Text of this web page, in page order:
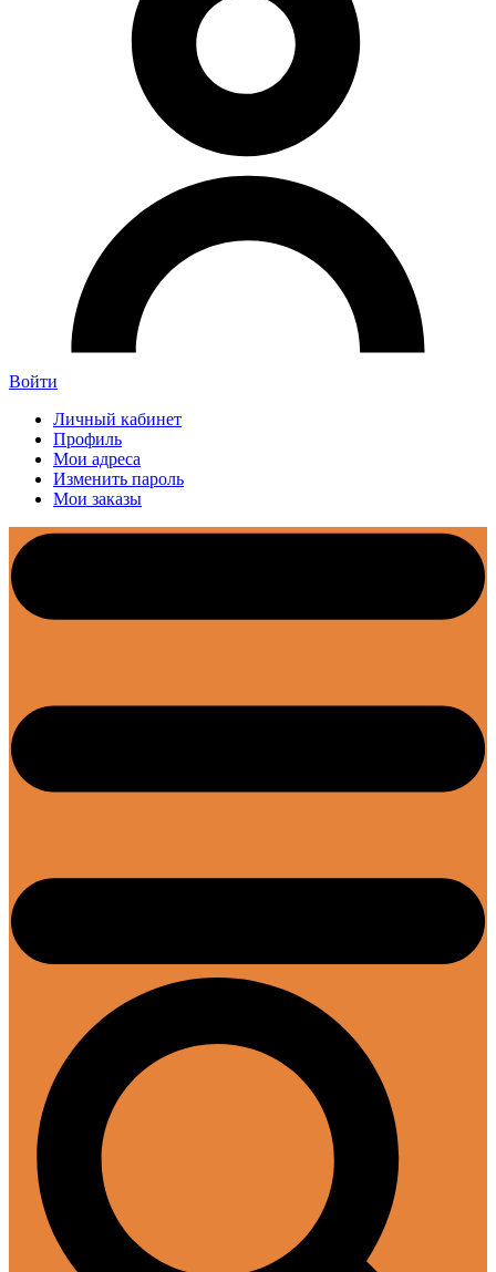
Войти
Личный кабинет
Профиль
Мои адреса
Изменить пароль
Мои заказы